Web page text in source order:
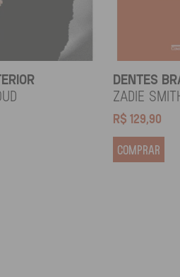
DENTES
Zadie
R$ 129,90
COMPRAR